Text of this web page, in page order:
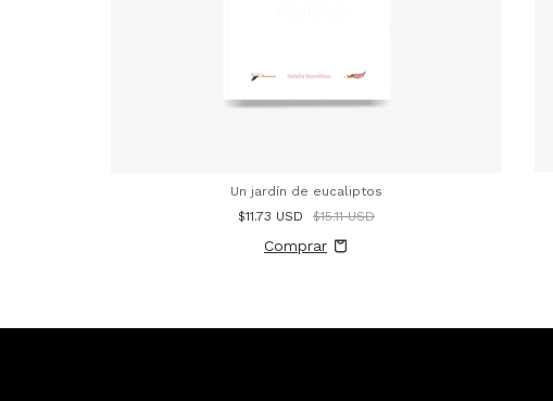
Un jardín de eucaliptos
$11.73 USD
$15.11 USD